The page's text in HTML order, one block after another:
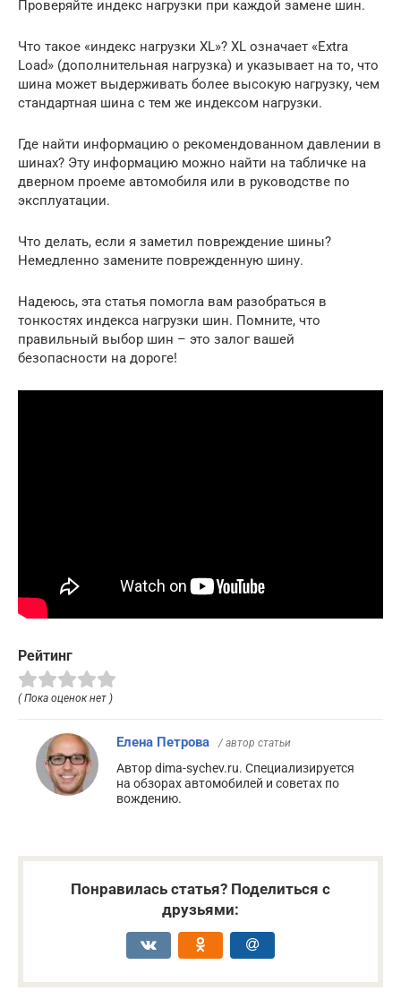
Проверяйте индекс нагрузки при каждой замене шин.
Что такое «индекс нагрузки XL»? XL означает «Extra
Load» (дополнительная нагрузка) и указывает на то, что
шина может выдерживать более высокую нагрузку, чем
стандартная шина с тем же индексом нагрузки.
Где найти информацию о рекомендованном давлении в
шинах? Эту информацию можно найти на табличке на
дверном проеме автомобиля или в руководстве по
эксплуатации.
Что делать, если я заметил повреждение шины?
Немедленно замените поврежденную шину.
Надеюсь, эта статья помогла вам разобраться в
тонкостях индекса нагрузки шин. Помните, что
правильный выбор шин – это залог вашей
безопасности на дороге!
Рейтинг
( Пока оценок нет )
Елена Петрова / автор статьи
Автор dima-sychev.ru. Специализируется
на обзорах автомобилей и советах по
вождению.
Понравилась статья? Поделиться с
друзьями: